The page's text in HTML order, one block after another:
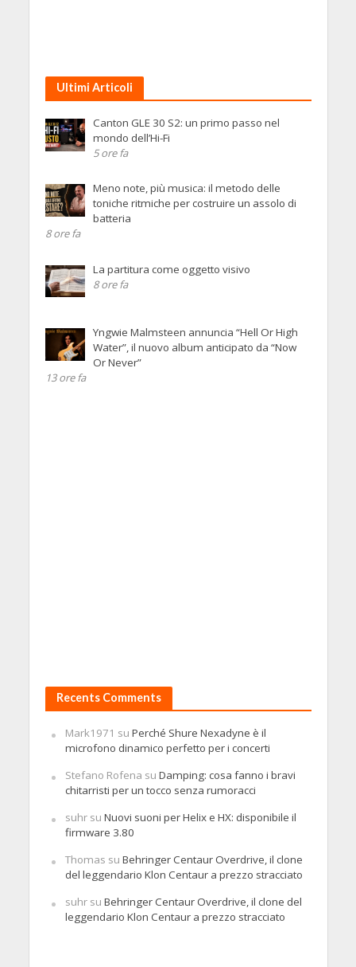
Ultimi Articoli
Canton GLE 30 S2: un primo passo nel
mondo dell’Hi-Fi
5 ore fa
Meno note, più musica: il metodo delle
toniche ritmiche per costruire un assolo di
batteria
8 ore fa
La partitura come oggetto visivo
8 ore fa
Yngwie Malmsteen annuncia “Hell Or High
Water”, il nuovo album anticipato da “Now
Or Never”
13 ore fa
Recents Comments
Mark1971 su Perché Shure Nexadyne è il
microfono dinamico perfetto per i concerti
Stefano Rofena su Damping: cosa fanno i bravi
chitarristi per un tocco senza rumoracci
suhrsu Nuovi suoni per Helix e HX: disponibile il
firmware 3.80
Thomas su Behringer Centaur Overdrive, il clone
del leggendario Klon Centaur a prezzo stracciato
suhrsu Behringer Centaur Overdrive, il clone del
leggendario Klon Centaur a prezzo stracciato